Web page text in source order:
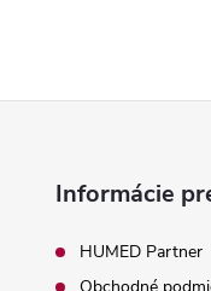
Informácie
HUMED Partner